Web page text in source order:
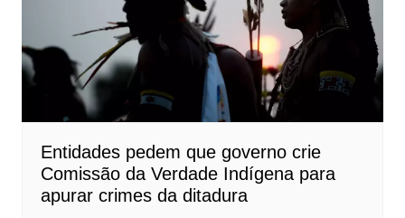
Entidades pedem que governo crie
Comissão da Verdade Indígena para
apurar crimes da ditadura